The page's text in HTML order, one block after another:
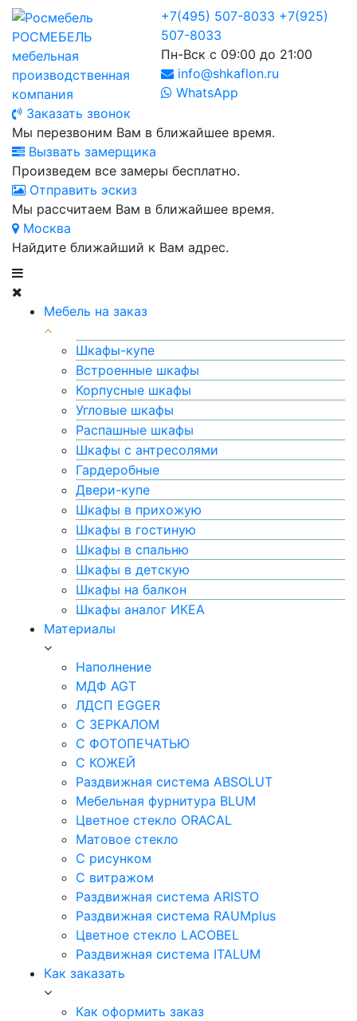
РОСМЕБЕЛЬ
мебельная
производственная
компания
+7(495) 507-8033 +7(925)
507-8033
Пн-Вск с 09:00 до 21:00
info@shkaflon.ru
WhatsApp
Заказать звонок
Мы перезвоним Вам в ближайшее время.
Вызвать замерщика
Произведем все замеры бесплатно.
Отправить эскиз
Мы рассчитаем Вам в ближайшее время.
Москва
Найдите ближайший к Вам адрес.
Мебель на заказ
Шкафы-купе
Встроенные шкафы
Корпусные шкафы
Угловые шкафы
Распашные шкафы
Шкафы с антресолями
Гардеробные
Двери-купе
Шкафы в прихожую
Шкафы в гостиную
Шкафы в спальню
Шкафы в детскую
Шкафы на балкон
Шкафы аналог ИКЕА
Материалы
Наполнение
МДФ AGT
ЛДСП EGGER
С ЗЕРКАЛОМ
С ФОТОПЕЧАТЬЮ
С КОЖЕЙ
Раздвижная система ABSOLUT
Мебельная фурнитура BLUM
Цветное стекло ORACAL
Матовое стекло
C рисунком
C витражом
Раздвижная система ARISTO
Раздвижная система RAUMplus
Цветное стекло LACOBEL
Раздвижная система ITALUM
Как заказать
Как оформить заказ